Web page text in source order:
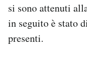
si sono attenuti
in seguito è stato
presenti.